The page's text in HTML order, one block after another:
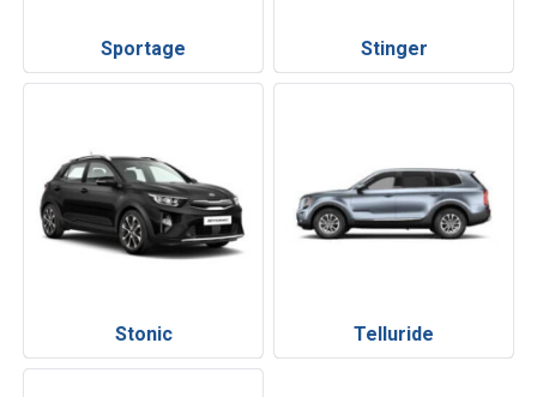
Sportage Stinger
Stonic Telluride